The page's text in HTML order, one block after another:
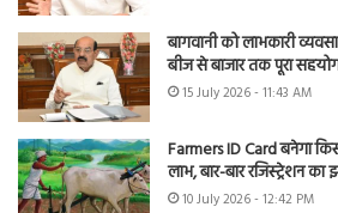
बागवानी को लाभकारी
बीज से बाजार तक पूरा
15 July 2026 - 11:43 AM
Farmers ID Card बनेगा
लाभ, बार-बार रजिस्ट्रेशन
10 July 2026 - 12:42 PM